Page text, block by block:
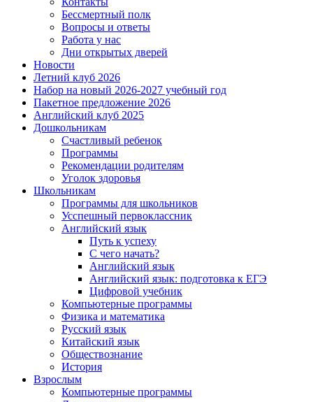
Бессмертный полк
Вопросы и ответы
Работа у нас
Дни открытых дверей
Новости
Летний клуб 2026
Набор на новый 2026-2027 учебный год
Пакетное предложение 2026
Английский клуб 2025
Дошкольникам
Счастливый ребенок
Программы
Рекомендации родителям
Уголок здоровья
Школьникам
Программы для школьников
Усспешный первоклассник
Английский язык
Путь к успеху
С чего начать?
Английский язык
Английский язык: подготовка к ЕГЭ
Цифровой учебник
Компьютерные программы
Физика и математика
Русский язык
Китайский язык
Обществознание
История
Взрослым
Компьютерные программы